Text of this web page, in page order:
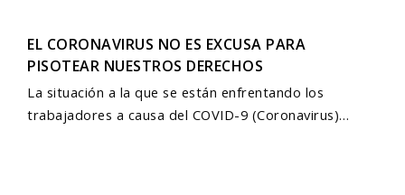
EL CORONAVIRUS NO ES EXCUSA PARA
PISOTEAR NUESTROS DERECHOS
La situación a la que se están enfrentando los
trabajadores a causa del COVID-9 (Coronavirus)…